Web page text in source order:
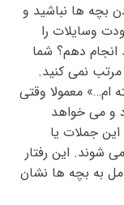
بچه ها نباشید و
وسایلات را
انجام دهم؟ شما
نمی کنید.
ام…» معمولا وقتی
و می خواهد
جملات یا
شوند. این رفتار
به بچه ها نشان